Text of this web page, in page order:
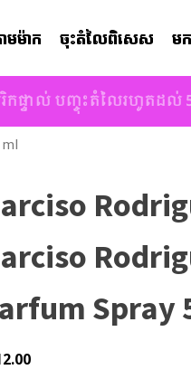
មម៉ាក ចុះតំលៃពិសេស ម
កផ្ទាល់ បញ្ចុះតំលៃរហូតដល់
Spray